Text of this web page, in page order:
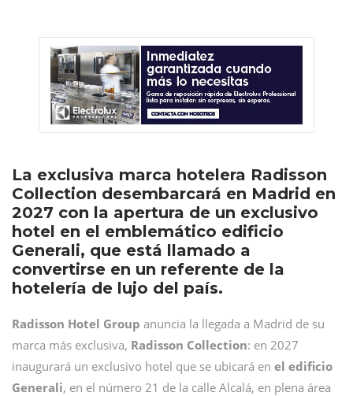
La exclusiva marca hotelera Radisson
Collection desembarcará en Madrid en
2027 con la apertura de un exclusivo
hotel en el emblemático edificio
Generali, que está llamado a
convertirse en un referente de la
hotelería de lujo del país.
Radisson Hotel Group anuncia la llegada a Madrid de su
marca más exclusiva, Radisson Collection: en 2027
inaugurará un exclusivo hotel que se ubicará en el edificio
Generali, en el número 21 de la calle Alcalá, en plena área